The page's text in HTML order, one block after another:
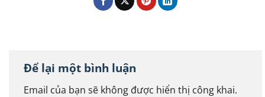
Để lại một bình luận
Email của bạn sẽ không được hiển thị công khai.